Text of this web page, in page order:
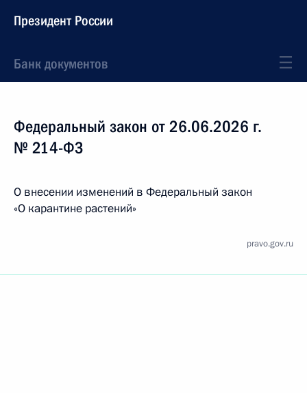
Президент России
Банк документов
Федеральный закон от 26.06.2026 г.
№ 214-ФЗ
О внесении изменений в Федеральный закон
«О карантине растений»
pravo.gov.ru